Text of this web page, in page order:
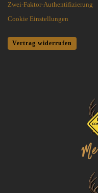
Zwei-Faktor-Authentifizierung
Cookie Einstellungen
Vertrag widerrufen